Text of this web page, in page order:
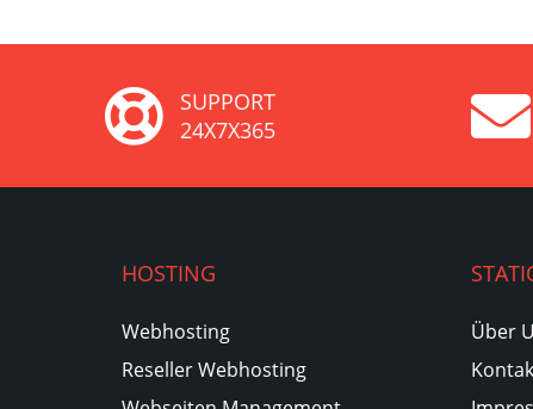
SUPPORT
24X7X365
HOSTING
Webhosting
Reseller Webhosting
Über